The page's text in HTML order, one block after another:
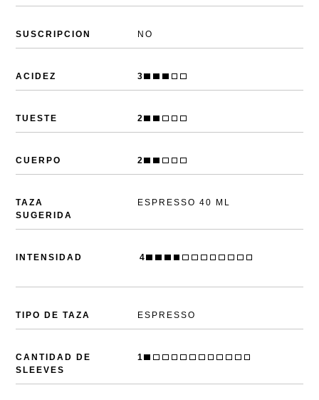
SUSCRIPCION NO
ACIDEZ 3
TUESTE 2
CUERPO 2
TAZA
SUGERIDA
ESPRESSO 40 ML
4
TIPO DE TAZA ESPRESSO
CANTIDAD DE
SLEEVES
1